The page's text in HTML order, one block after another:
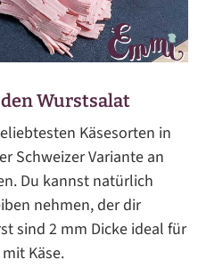
Wurstsalat
Käsesorten in
Schweizer Variante an
Du kannst natürlich
nehmen, der dir
sind 2 mm Dicke ideal für
Käse.